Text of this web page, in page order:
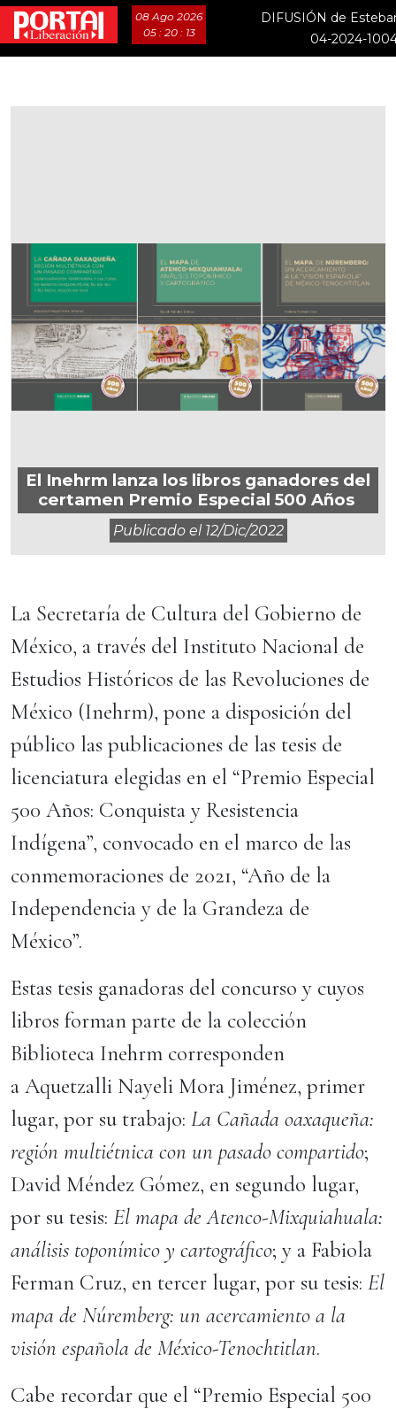
08 Ago 2026
05 : 20 : 14
DIFUSIÓN de
04-2024-
El Inehrm lanza los libros ganadores del
certamen Premio Especial 500 Años
Publicado el 12/dic/2022
La Secretaría de Cultura del Gobierno de
México, a través del Instituto Nacional de
Estudios Históricos de las Revoluciones de
México (Inehrm), pone a disposición del
público las publicaciones de las tesis de
licenciatura elegidas en el “Premio Especial
500 Años: Conquista y Resistencia
Indígena”, convocado en el marco de las
conmemoraciones de 2021, “Año de la
Independencia y de la Grandeza de
México”.
Estas tesis ganadoras del concurso y cuyos
libros forman parte de la colección
Biblioteca Inehrm corresponden
a Aquetzalli Nayeli Mora Jiménez, primer
lugar, por su trabajo: La Cañada oaxaqueña:
región multiétnica con un pasado compartido;
David Méndez Gómez, en segundo lugar,
por su tesis: El mapa de Atenco-Mixquiahuala:
análisis toponímico y cartográfico; y a Fabiola
Ferman Cruz, en tercer lugar, por su tesis: El
mapa de Núremberg: un acercamiento a la
visión española de México-Tenochtitlan.
Cabe recordar que el “Premio Especial 500